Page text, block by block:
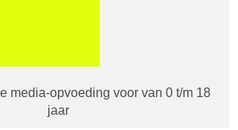
media-opvoeding voor van 0 t/m 18
jaar